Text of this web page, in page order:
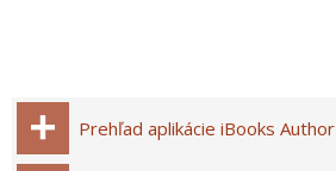
Prehľad aplikácie iBooks Author